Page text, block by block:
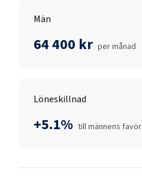
Män
64 400 kr per månad
Löneskillnad
+5.1% till männens favör